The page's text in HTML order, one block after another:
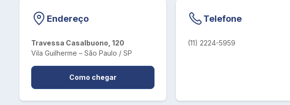
Endereço
Travessa Casalbuono, 120
Vila Guilherme – São Paulo / SP
Como chegar
Telefone
(11) 2224-5959